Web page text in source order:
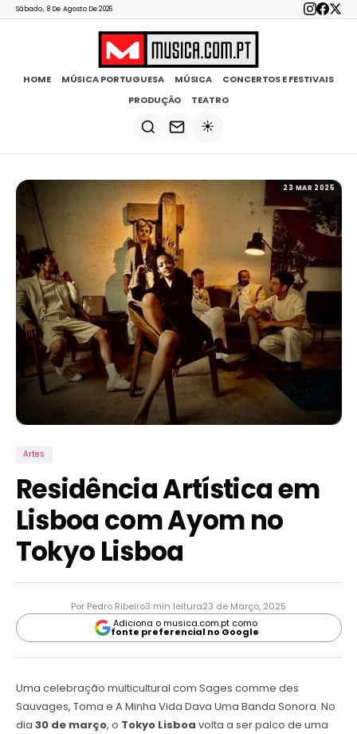
Sábado, 8 De Agosto De 2026
HOME MÚSICA PORTUGUESA MÚSICA
CONCERTOS E FESTIVAIS
PRODUÇÃO
TEATRO
☀️
23 MAR 2025
Artes
Residência Artística em
Lisboa com Ayom no
Tokyo Lisboa
Por Pedro Ribeiro3 min leitura23 de Março, 2025
Adiciona o musica.com.pt como
fonte preferencial no Google
Uma celebração multicultural com Sages comme des
Sauvages, Toma e A Minha Vida Dava Uma Banda Sonora. No
dia 30 de março, o Tokyo Lisboa volta a ser palco de uma